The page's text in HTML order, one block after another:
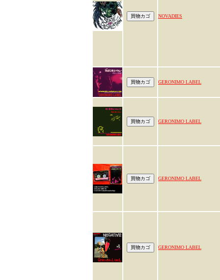
NOVADIES
GERONIMO LABEL
GERONIMO LABEL
GERONIMO LABEL
GERONIMO LABEL